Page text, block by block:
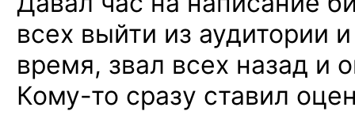
всех выйти из аудитории
время, звал всех назад и
Кому-то сразу ставил